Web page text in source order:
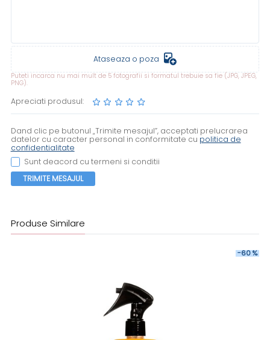
Ataseaza o poza
Puteti incarca nu mai mult de 5 fotografii si formatul trebuie sa fie (JPG, JPEG,
PNG).
Apreciati produsul:
Dand clic pe butonul „Trimite mesajul”, acceptati prelucrarea
datelor cu caracter personal in conformitate cu politica de
confidentialitate
Sunt deacord cu termeni si conditii
TRIMITE MESAJUL
Produse Similare
-60 %